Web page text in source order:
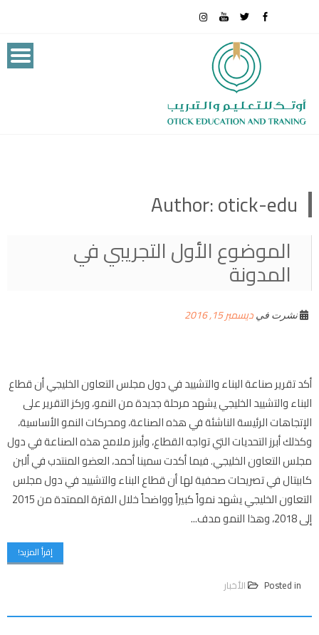
Author:otick-edu
الموضوع الأول التجريبي في
المدونة
نشرت في ديسمبر 15, 2016
أكد تقرير صناعة البناء والتشييد في دول مجلس التعاون الخليجي أن قطاع
البناء والتشييد الخليجي يشهد مرحلة جديدة من النمو، وركز التقرير على
الإتجاهات الرئيسة الناشئة في هذه الصناعة، ومحركات النمو الأساسية،
وكذلك أبرز التحديات التي تواجه القطاع، وأبرز ملامح هذه الصناعة في دول
مجلس التعاون الخليجي. فيما أكدت سمينا أحمد، العضو المنتدب في ألبن
كابيتال في تصريحات صحفية لها أن قطاع البناء والتشييد في دول مجلس
التعاون الخليجي يشهد نمواً كبيراً وواضحاً خلال الفترة الممتدة من 2015
إلى 2018، وهذا النمو مدف...
إقرأ المزيد!
Posted in الأخبار